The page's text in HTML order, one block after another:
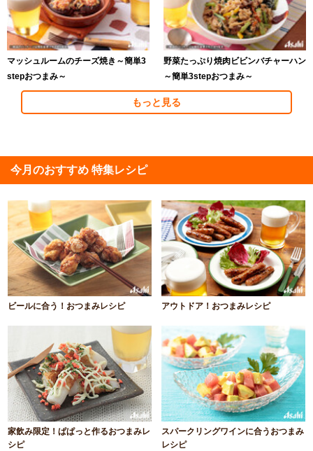
マッシュルームのチーズ焼き～簡単3
stepおつまみ～
野菜たっぷり焼肉ビビンバチャーハン
～簡単3stepおつまみ～
もっと見る
今月のおすすめ 特集レシピ
ビールに合う！おつまみレシピ アウトドア！おつまみレシピ
家飲み限定！ぱぱっと作るおつまみレ
シピ
スパークリングワインに合うおつまみ
レシピ